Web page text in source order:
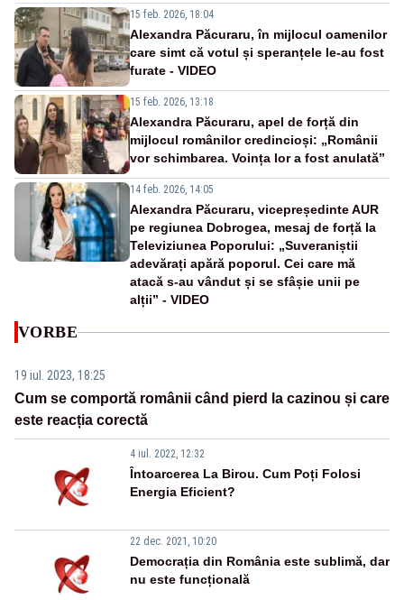
15 feb. 2026, 18:04
Alexandra Păcuraru, în mijlocul oamenilor
care simt că votul și speranțele le-au fost
furate - VIDEO
15 feb. 2026, 13:18
Alexandra Păcuraru, apel de forță din
mijlocul românilor credincioși: „Românii
vor schimbarea. Voința lor a fost anulată”
14 feb. 2026, 14:05
Alexandra Păcuraru, vicepreședinte AUR
pe regiunea Dobrogea, mesaj de forță la
Televiziunea Poporului: „Suveraniștii
adevărați apără poporul. Cei care mă
atacă s-au vândut și se sfâșie unii pe
alții” - VIDEO
VORBE
19 iul. 2023, 18:25
Cum se comportă românii când pierd la cazinou și care
este reacția corectă
4 iul. 2022, 12:32
Întoarcerea La Birou. Cum Poți Folosi
Energia Eficient?
22 dec. 2021, 10:20
Democrația din România este sublimă, dar
nu este funcțională